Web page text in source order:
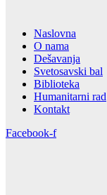
Naslovna
O nama
Dešavanja
Svetosavski bal
Biblioteka
Humanitarni rad
Kontakt
Facebook-f